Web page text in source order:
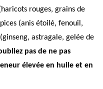
rouges, grains de
(anis étoilé, fenouil,
astragale, gelée de
pas de ne pas
élevée en huile et en